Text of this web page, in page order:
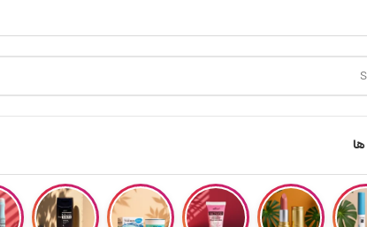
هدیه برای خرید های بالای ۵ میلیون تومن به یالا